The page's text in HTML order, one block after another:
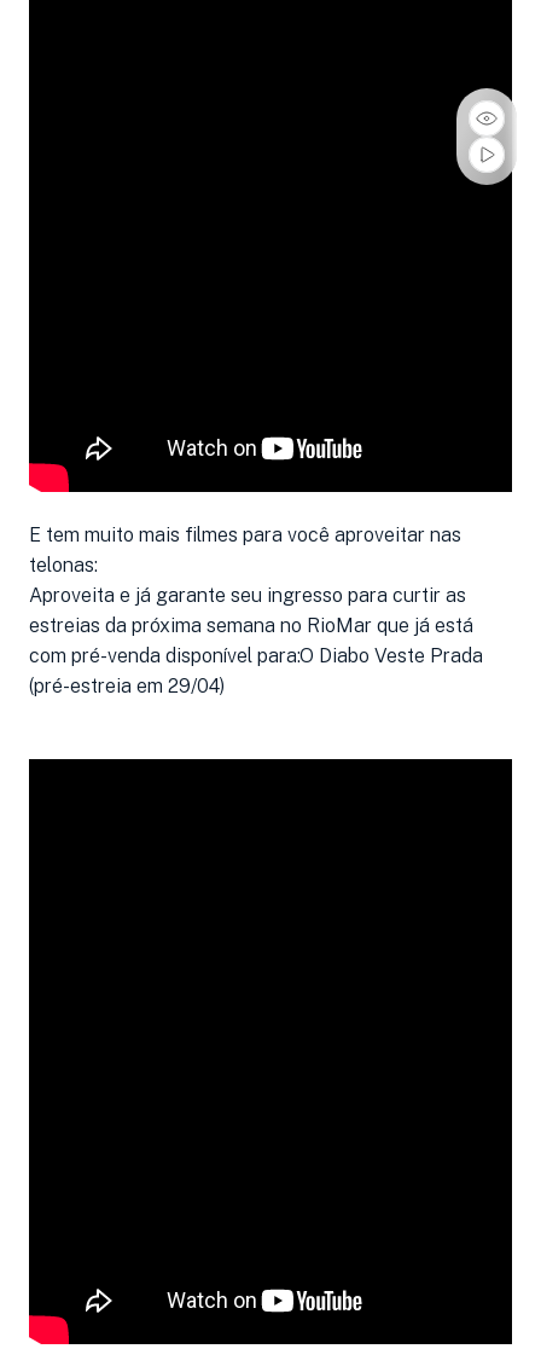
E tem muito mais filmes para você aproveitar nas
telonas:
Aproveita e já garante seu ingresso para curtir as
estreias da próxima semana no RioMar que já está
com pré-venda disponível para:O Diabo Veste Prada
(pré-estreia em 29/04)